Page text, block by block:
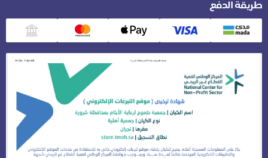
طريقة الدفع